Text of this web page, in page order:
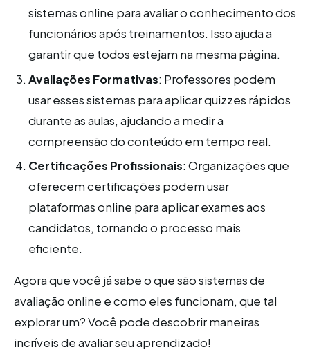
sistemas online para avaliar o conhecimento dos
funcionários após treinamentos. Isso ajuda a
garantir que todos estejam na mesma página.
Avaliações Formativas: Professores podem
usar esses sistemas para aplicar quizzes rápidos
durante as aulas, ajudando a medir a
compreensão do conteúdo em tempo real.
Certificações Profissionais: Organizações que
oferecem certificações podem usar
plataformas online para aplicar exames aos
candidatos, tornando o processo mais
eficiente.
Agora que você já sabe o que são sistemas de
avaliação online e como eles funcionam, que tal
explorar um? Você pode descobrir maneiras
incríveis de avaliar seu aprendizado!